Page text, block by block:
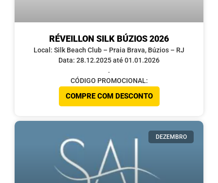
RÉVEILLON SILK BÚZIOS 2026
Local: Silk Beach Club – Praia Brava, Búzios – RJ
Data: 28.12.2025 até 01.01.2026
.
CÓDIGO PROMOCIONAL:
COMPRE COM DESCONTO
DEZEMBRO